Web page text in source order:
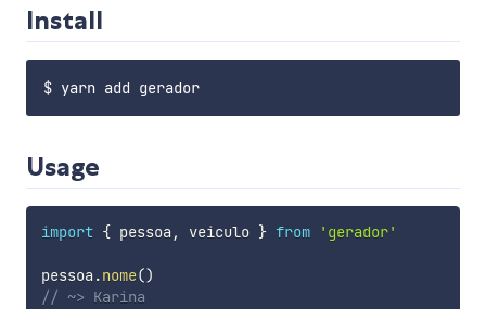
Install
Usage
import { pessoa , veiculo } from 'gerador'
pessoa .nome()
// ~> Karina